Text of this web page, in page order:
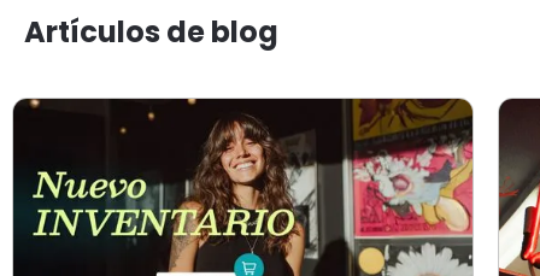
Artículos de blog